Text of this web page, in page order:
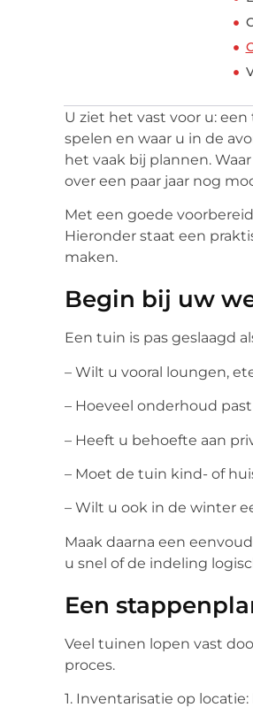
U ziet het vast voor u:
spelen en waar u in de
het vaak bij plannen.
over een paar jaar nog
Met een goede
Hieronder staat een
maken.
Begin bij uw
Een tuin is pas geslaagd
– Wilt u vooral loungen,
– Hoeveel onderhoud
– Heeft u behoefte aan
– Moet de tuin kind- of
– Wilt u ook in de winter
Maak daarna een
u snel of de indeling
Een
Veel tuinen lopen vast
proces.
1. Inventarisatie op